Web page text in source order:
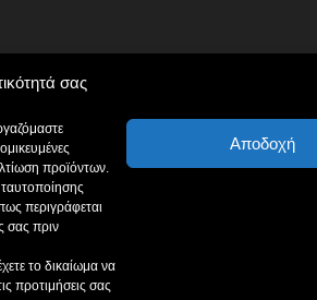
σας
προϊόντων.
περιγράφεται
σας πριν
το δικαίωμα να
προτιμήσεις σας
Αποδοχή